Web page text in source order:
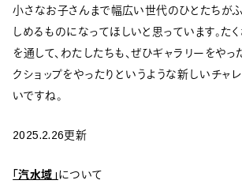
小さなお子さんまで幅広い世代のひとたちが
しめるものになってほしいと思っています。た
を通して、わたしたちも、ぜひギャラリーをや
クショップをやったりというような新しいチャ
いですね。
2025.2.26更新
「汽水域」について